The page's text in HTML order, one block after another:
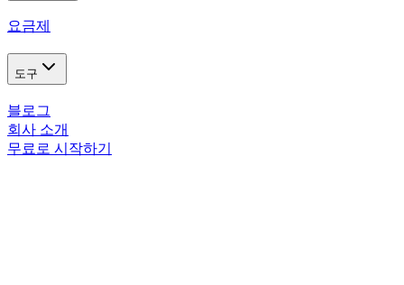
요금제
도구
블로그
회사 소개
무료로 시작하기